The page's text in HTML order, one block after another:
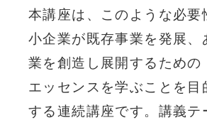
本講座は、このような必要
小企業が既存事業を発展、
業を創造し展開するための
エッセンスを学ぶことを目
する連続講座です。 講義テ